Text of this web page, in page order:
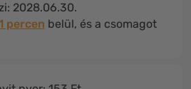
2028.06.30.
percen belül, és a csomagot